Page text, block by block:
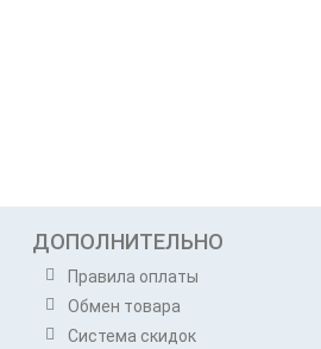
ДОПОЛНИТЕЛЬНО
Правила оплаты
Обмен товара
Система скидок